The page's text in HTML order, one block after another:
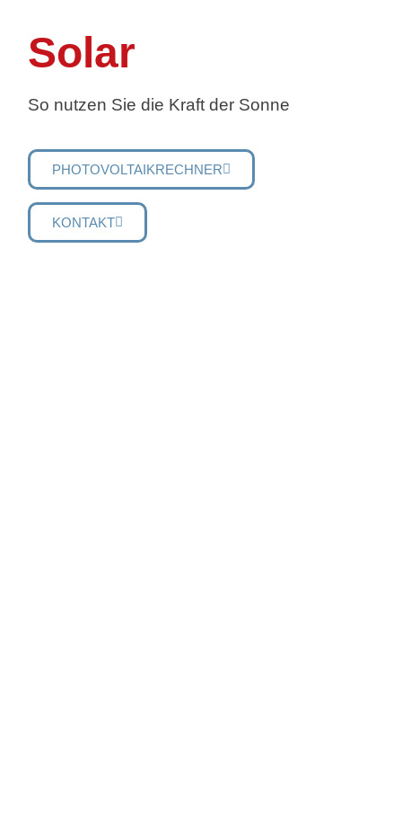
Solar
So nutzen Sie die Kraft der Sonne
PHOTOVOLTAIKRECHNER
KONTAKT